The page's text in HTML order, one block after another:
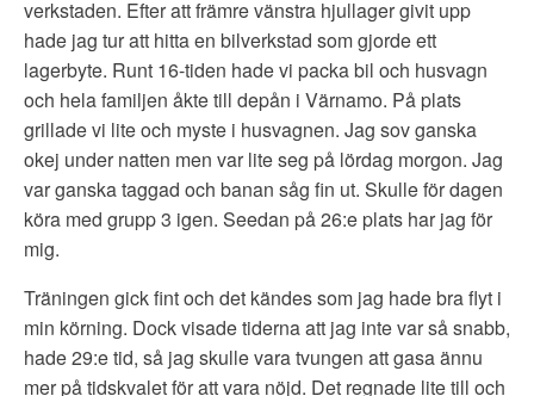
verkstaden. Efter att främre vänstra hjullager givit upp
hade jag tur att hitta en bilverkstad som gjorde ett
lagerbyte. Runt 16-tiden hade vi packa bil och husvagn
och hela familjen åkte till depån i Värnamo. På plats
grillade vi lite och myste i husvagnen. Jag sov ganska
okej under natten men var lite seg på lördag morgon. Jag
var ganska taggad och banan såg fin ut. Skulle för dagen
köra med grupp 3 igen. Seedan på 26:e plats har jag för
mig.
Träningen gick fint och det kändes som jag hade bra flyt i
min körning. Dock visade tiderna att jag inte var så snabb,
hade 29:e tid, så jag skulle vara tvungen att gasa ännu
mer på tidskvalet för att vara nöjd. Det regnade lite till och